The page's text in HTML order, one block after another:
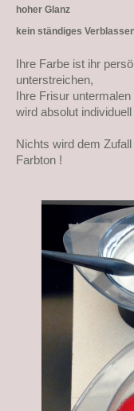
hoher Glanz
kein ständiges
Ihre Farbe ist ihr
unterstreichen,
Ihre Frisur untermalen
wird absolut
Nichts wird dem
Farbton !